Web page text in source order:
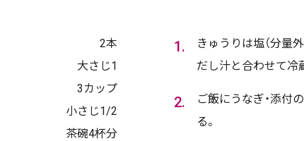
2本
大さじ1
3カップ
小さじ1/2
茶碗4杯分
きゅうりは塩（分量
だし汁と合わせて冷
ご飯にうなぎ・添付
る。